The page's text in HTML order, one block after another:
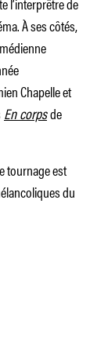
À ses côtés,
Chapelle et
En corpsde
tournage est
du